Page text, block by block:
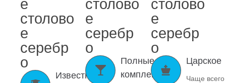
е
столово
е
серебр
о
Известного
столово
е
серебр
о
Полные
комплекты
столово
е
серебр
о
Царское
Чаще всего